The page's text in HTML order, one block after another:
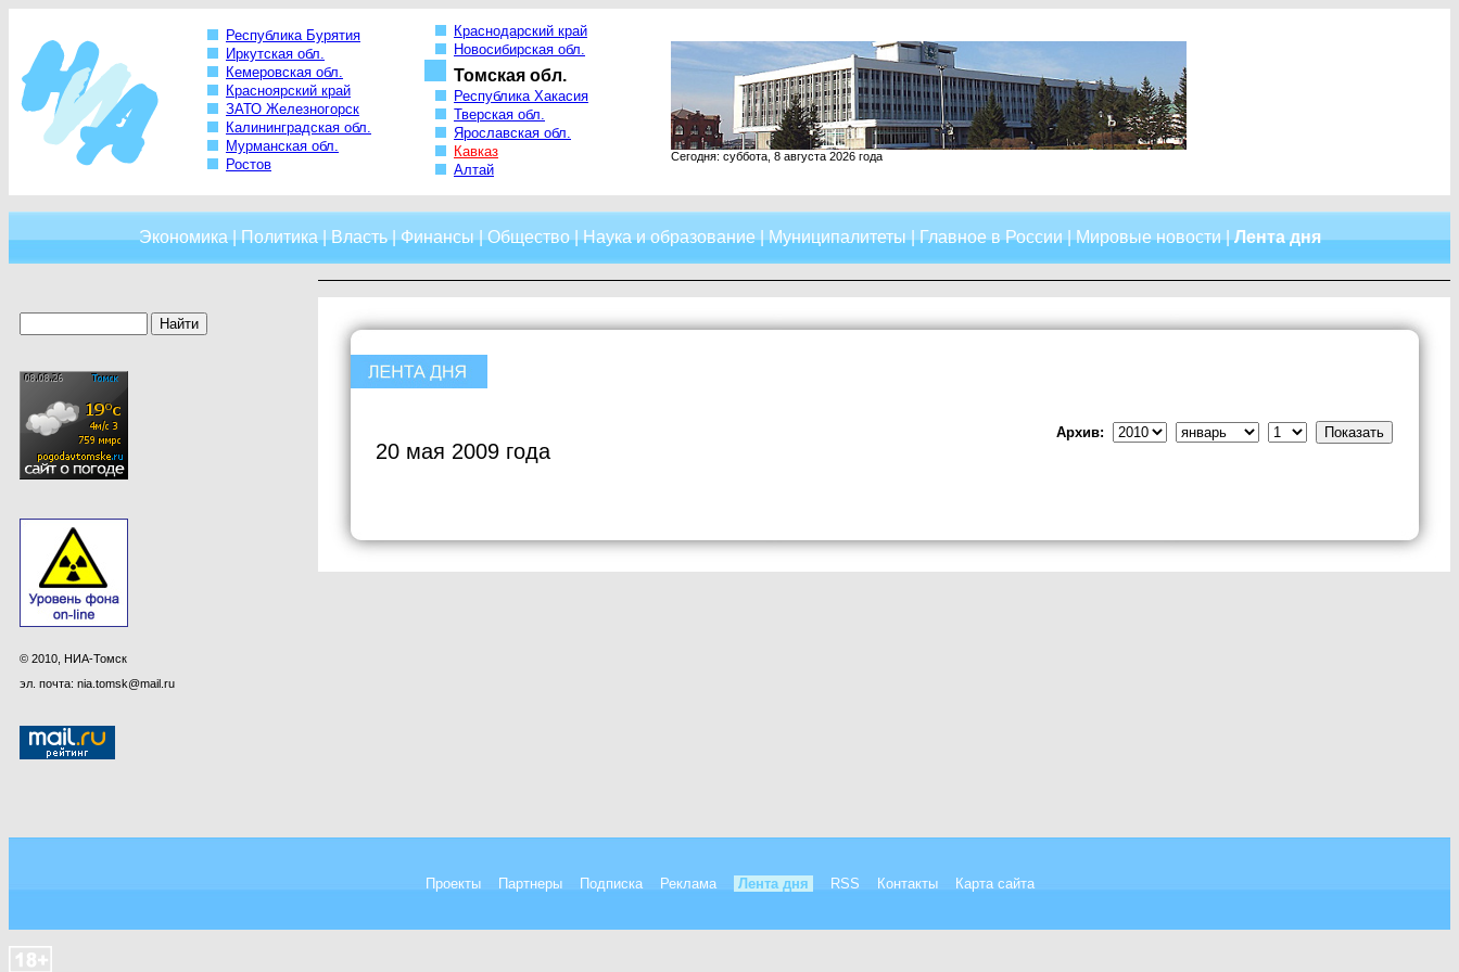
Республика Бурятия
Иркутская обл.
Кемеровская обл.
Красноярский край
ЗАТО Железногорск
Калининградская обл.
Мурманская обл.
Ростов
Краснодарский край
Новосибирская обл.
Томская обл.
Республика Хакасия
Тверская обл.
Ярославская обл.
Кавказ
Алтай
Сегодня: суббота, 8 августа 2026 года
Экономика|Политика|Власть|Финансы|Общество|Наука и образование|Муниципалитеты|Главное в России|Мировые новости|Лента дня
© 2010, НИА-Томск
эл. почта: nia.tomsk@mail.ru
20 мая 2009 года
Архив:
Проекты Партнеры Подписка Реклама Лента дня RSS Контакты Карта сайта